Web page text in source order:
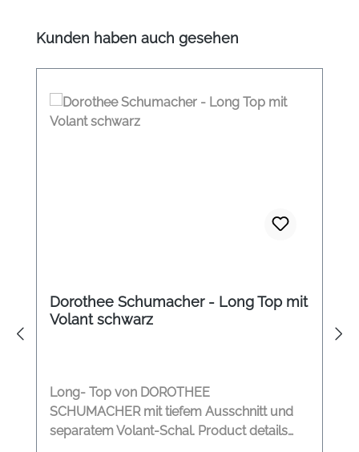
Produktgalerie überspringen
Kunden haben auch gesehen
Dorothee Schumacher - Long Top mit
Volant schwarz
Long- Top von DOROTHEE
SCHUMACHER mit tiefem Ausschnitt und
separatem Volant-Schal. Product details